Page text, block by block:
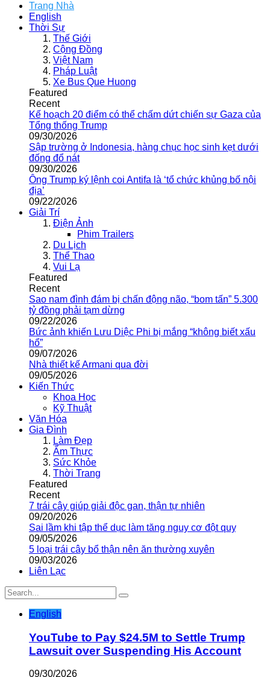
Trang Nhà
English
Thời Sự
Thế Giới
Cộng Đồng
Việt Nam
Pháp Luật
Xe Bus Que Huong
Featured
Recent
Kế hoạch 20 điểm có thể chấm dứt chiến sự Gaza của
Tổng thống Trump
09/30/2026
Sập trường ở Indonesia, hàng chục học sinh kẹt dưới
đống đổ nát
09/30/2026
Ông Trump ký lệnh coi Antifa là ‘tổ chức khủng bố nội
địa’
09/22/2026
Giải Trí
Điện Ảnh
Phim Trailers
Du Lịch
Thể Thao
Vui Lạ
Featured
Recent
Sao nam đình đám bị chấn động não, “bom tấn” 5.300
tỷ đồng phải tạm dừng
09/22/2026
Bức ảnh khiến Lưu Diệc Phi bị mắng “không biết xấu
hổ”
09/07/2026
Nhà thiết kế Armani qua đời
09/05/2026
Kiến Thức
Khoa Học
Kỹ Thuật
Văn Hóa
Gia Đình
Làm Đẹp
Ẩm Thực
Sức Khỏe
Thời Trang
Featured
Recent
7 trái cây giúp giải độc gan, thận tự nhiên
09/20/2026
Sai lầm khi tập thể dục làm tăng nguy cơ đột quỵ
09/05/2026
5 loại trái cây bổ thận nên ăn thường xuyên
09/03/2026
Liên Lạc
English
YouTube to Pay $24.5M to Settle Trump
Lawsuit over Suspending His Account
09/30/2026